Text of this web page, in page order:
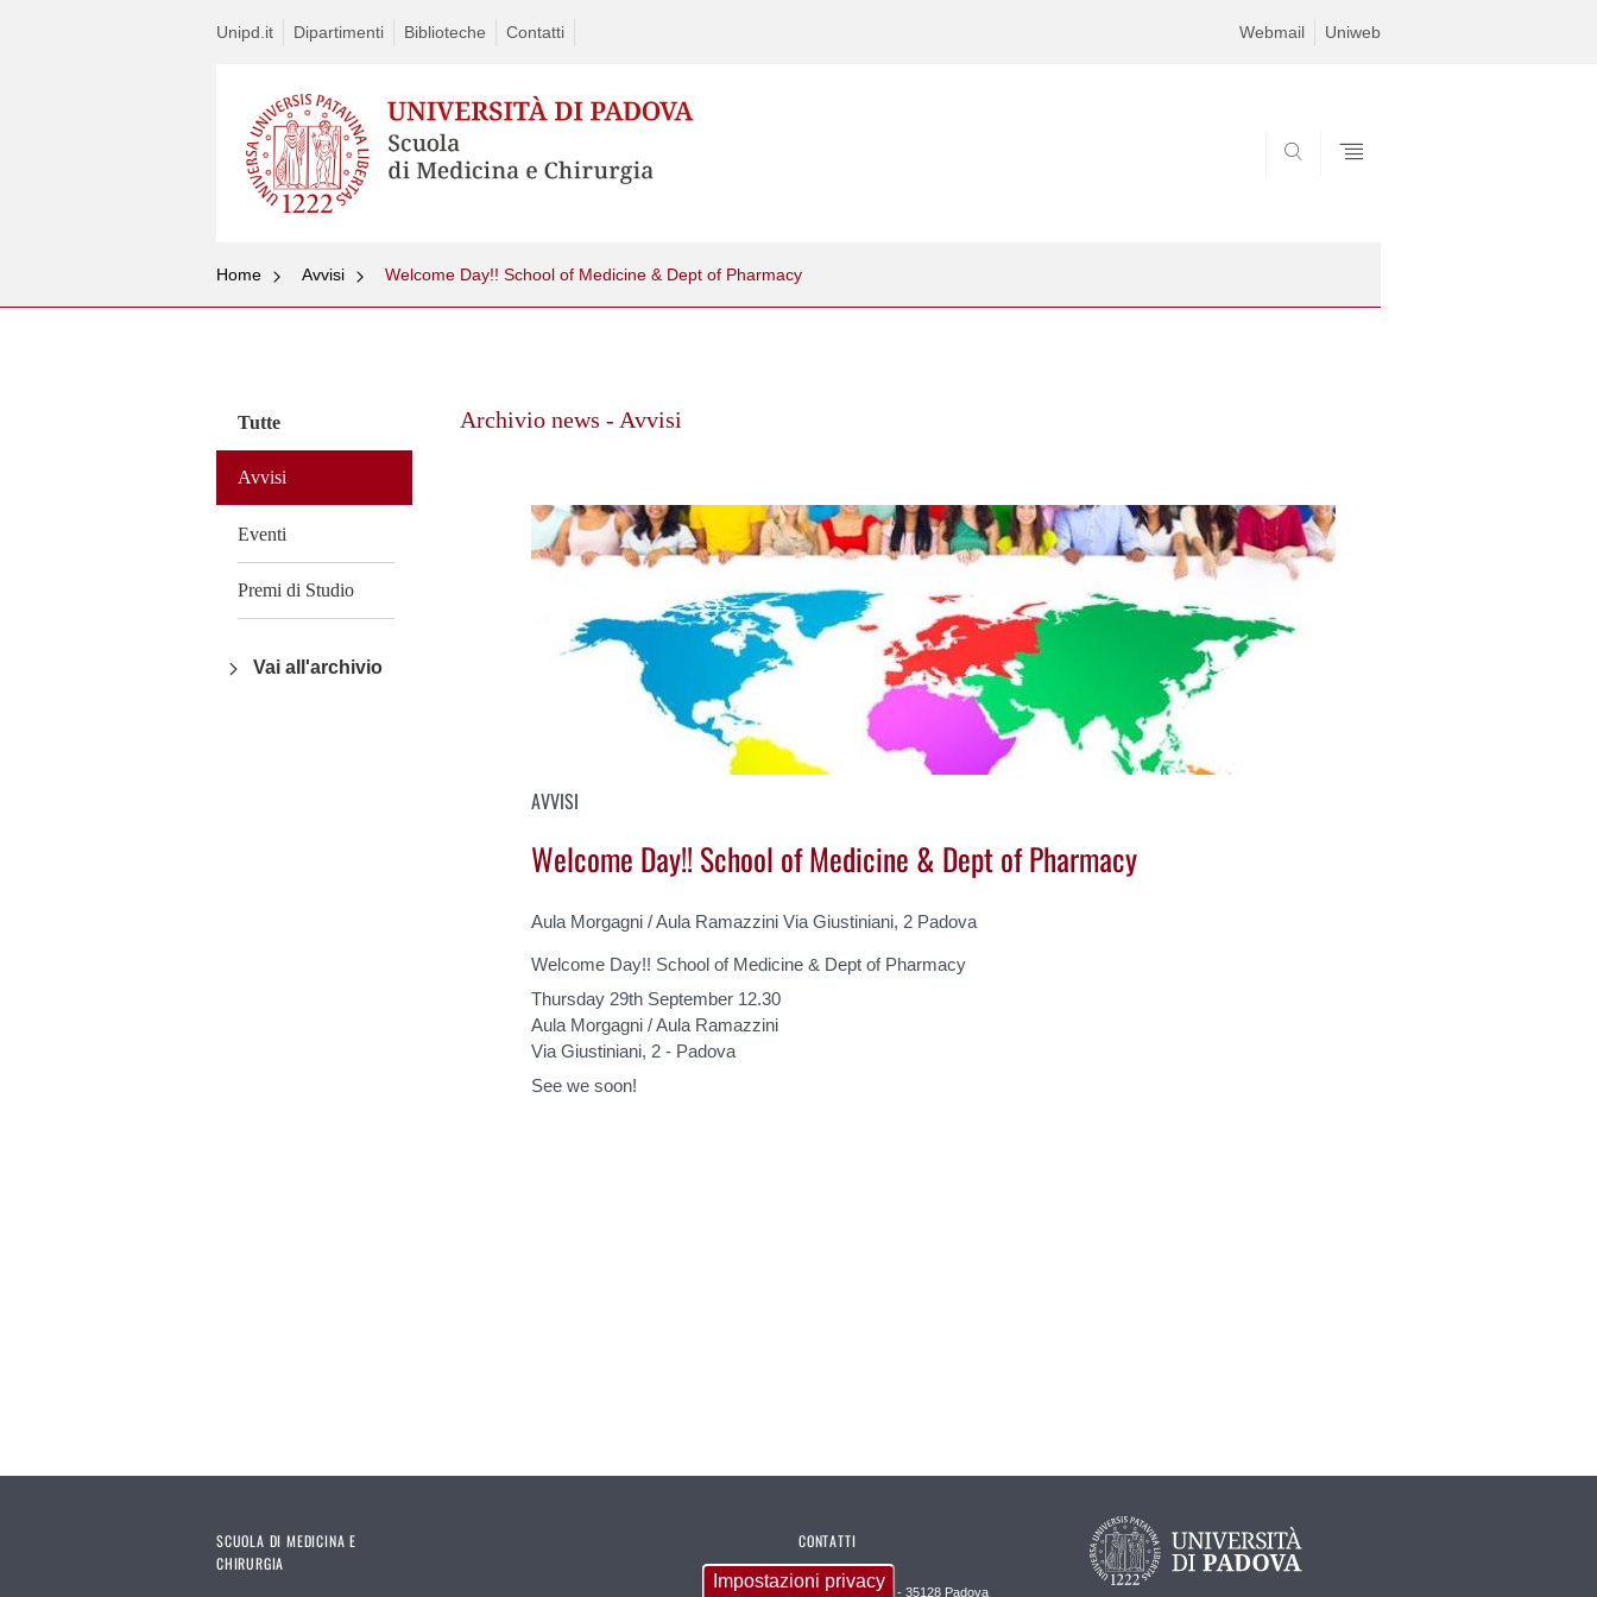
Unipd.it Dipartimenti Biblioteche Contatti Webmail Uniweb
Home Avvisi Welcome Day!! School of Medicine & Dept of Pharmacy
Tutte
Avvisi
Eventi
Premi di Studio
Vai all'archivio
Archivio news - Avvisi
AVVISI
Welcome Day!! School of Medicine & Dept of Pharmacy
Aula Morgagni / Aula Ramazzini Via Giustiniani, 2 Padova
Welcome Day!! School of Medicine & Dept of Pharmacy
Thursday 29th September 12.30
Aula Morgagni / Aula Ramazzini
Via Giustiniani, 2 - Padova
See we soon!
SCUOLA DI MEDICINA E
CHIRURGIA
CONTATTI
Via Giustiniani, 2 - 35128 Padova
Impostazioni privacy